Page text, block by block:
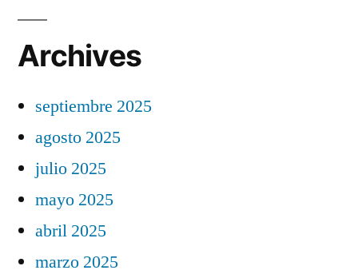
Archives
septiembre 2025
agosto 2025
julio 2025
mayo 2025
abril 2025
marzo 2025